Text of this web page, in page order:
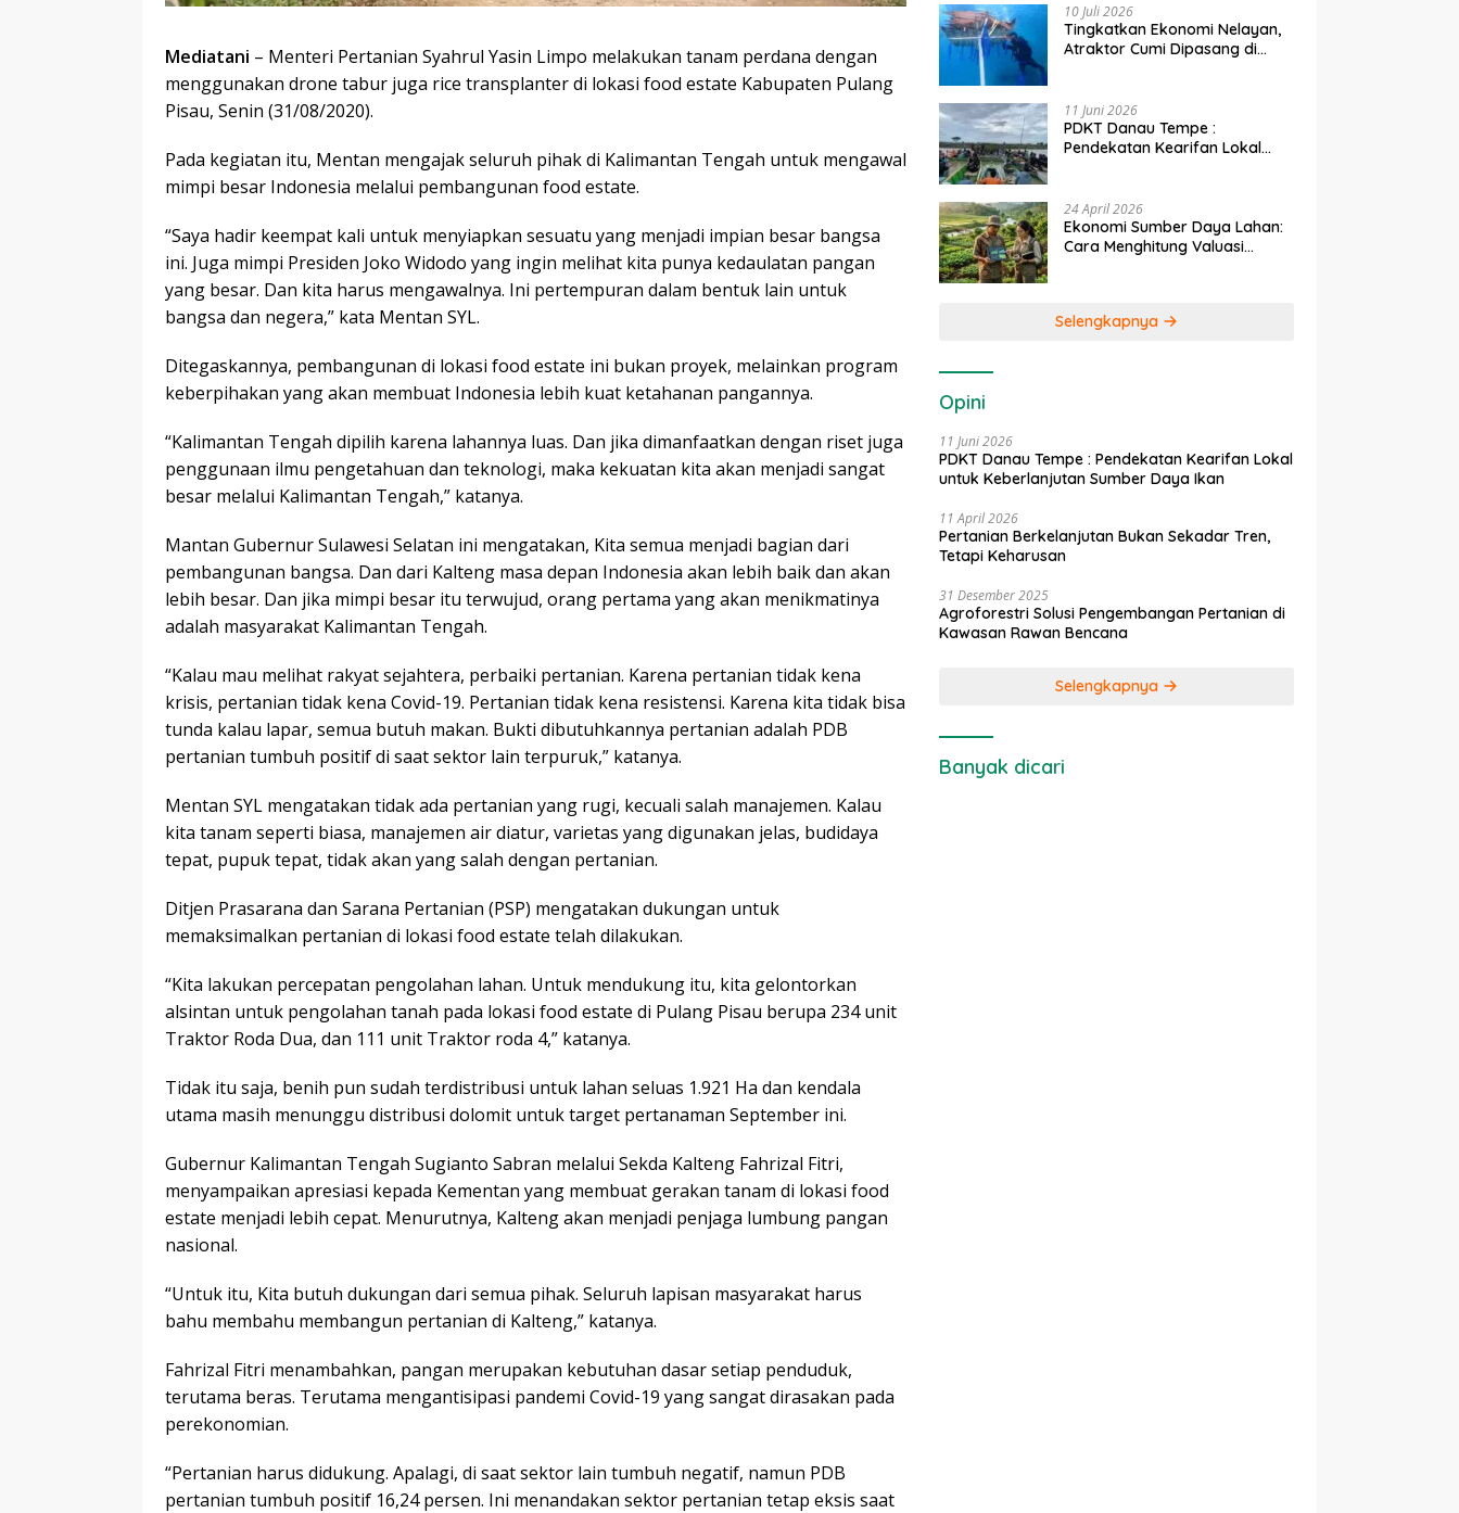
Mediatani – Menteri Pertanian Syahrul Yasin Limpo melakukan tanam perdana dengan
menggunakan drone tabur juga rice transplanter di lokasi food estate Kabupaten Pulang
Pisau, Senin (31/08/2020).
Pada kegiatan itu, Mentan mengajak seluruh pihak di Kalimantan Tengah untuk mengawal
mimpi besar Indonesia melalui pembangunan food estate.
“Saya hadir keempat kali untuk menyiapkan sesuatu yang menjadi impian besar bangsa
ini. Juga mimpi Presiden Joko Widodo yang ingin melihat kita punya kedaulatan pangan
yang besar. Dan kita harus mengawalnya. Ini pertempuran dalam bentuk lain untuk
bangsa dan negera,” kata Mentan SYL.
Ditegaskannya, pembangunan di lokasi food estate ini bukan proyek, melainkan program
keberpihakan yang akan membuat Indonesia lebih kuat ketahanan pangannya.
“Kalimantan Tengah dipilih karena lahannya luas. Dan jika dimanfaatkan dengan riset juga
penggunaan ilmu pengetahuan dan teknologi, maka kekuatan kita akan menjadi sangat
besar melalui Kalimantan Tengah,” katanya.
Mantan Gubernur Sulawesi Selatan ini mengatakan, Kita semua menjadi bagian dari
pembangunan bangsa. Dan dari Kalteng masa depan Indonesia akan lebih baik dan akan
lebih besar. Dan jika mimpi besar itu terwujud, orang pertama yang akan menikmatinya
adalah masyarakat Kalimantan Tengah.
“Kalau mau melihat rakyat sejahtera, perbaiki pertanian. Karena pertanian tidak kena
krisis, pertanian tidak kena Covid-19. Pertanian tidak kena resistensi. Karena kita tidak bisa
tunda kalau lapar, semua butuh makan. Bukti dibutuhkannya pertanian adalah PDB
pertanian tumbuh positif di saat sektor lain terpuruk,” katanya.
Mentan SYL mengatakan tidak ada pertanian yang rugi, kecuali salah manajemen. Kalau
kita tanam seperti biasa, manajemen air diatur, varietas yang digunakan jelas, budidaya
tepat, pupuk tepat, tidak akan yang salah dengan pertanian.
Ditjen Prasarana dan Sarana Pertanian (PSP) mengatakan dukungan untuk
memaksimalkan pertanian di lokasi food estate telah dilakukan.
“Kita lakukan percepatan pengolahan lahan. Untuk mendukung itu, kita gelontorkan
alsintan untuk pengolahan tanah pada lokasi food estate di Pulang Pisau berupa 234 unit
Traktor Roda Dua, dan 111 unit Traktor roda 4,” katanya.
Tidak itu saja, benih pun sudah terdistribusi untuk lahan seluas 1.921 Ha dan kendala
utama masih menunggu distribusi dolomit untuk target pertanaman September ini.
Gubernur Kalimantan Tengah Sugianto Sabran melalui Sekda Kalteng Fahrizal Fitri,
menyampaikan apresiasi kepada Kementan yang membuat gerakan tanam di lokasi food
estate menjadi lebih cepat. Menurutnya, Kalteng akan menjadi penjaga lumbung pangan
nasional.
“Untuk itu, Kita butuh dukungan dari semua pihak. Seluruh lapisan masyarakat harus
bahu membahu membangun pertanian di Kalteng,” katanya.
Fahrizal Fitri menambahkan, pangan merupakan kebutuhan dasar setiap penduduk,
terutama beras. Terutama mengantisipasi pandemi Covid-19 yang sangat dirasakan pada
perekonomian.
“Pertanian harus didukung. Apalagi, di saat sektor lain tumbuh negatif, namun PDB
pertanian tumbuh positif 16,24 persen. Ini menandakan sektor pertanian tetap eksis saat
10 Juli 2026
Tingkatkan Ekonomi Nelayan,
Atraktor Cumi Dipasang di
11 Juni 2026
PDKT Danau Tempe :
Pendekatan Kearifan Lokal
24 April 2026
Ekonomi Sumber Daya Lahan:
Cara Menghitung Valuasi
Selengkapnya
Opini
11 Juni 2026
PDKT Danau Tempe : Pendekatan Kearifan Lokal
untuk Keberlanjutan Sumber Daya Ikan
11 April 2026
Pertanian Berkelanjutan Bukan Sekadar Tren,
Tetapi Keharusan
31 Desember 2025
Agroforestri Solusi Pengembangan Pertanian di
Kawasan Rawan Bencana
Selengkapnya
Banyak dicari